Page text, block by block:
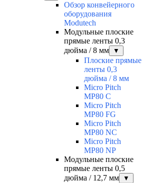
Обзор конвейерного
оборудования
Modutech
Модульные плоские
прямые ленты 0,3
дюйма / 8 мм
▼
Плоские прямые
ленты 0,3
дюйма / 8 мм
Micro Pitch
MP80 С
Micro Pitch
MP80 FG
Micro Pitch
MP80 NС
Micro Pitch
MP80 NP
Модульные плоские
прямые ленты 0,5
дюйма / 12,7 мм
▼